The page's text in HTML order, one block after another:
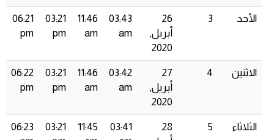
الأحد 3
26
أبريل,
2020
03:43
am
11:46
am
03:21
pm
06:21
pm
الاثنين 4
27
أبريل,
2020
03:42
am
11:46
am
03:21
pm
06:22
pm
الثلاثاء 5
28
03:41
11:45
03:21
06:23